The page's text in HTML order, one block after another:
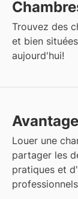
Trouvez des
et bien
aujourd'hui!
Louer une
partager les
pratiques et